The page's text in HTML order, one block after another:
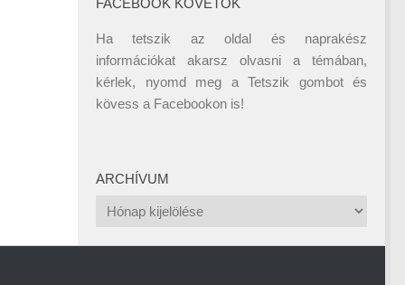
FACEBOOK KÖVETŐK
Ha tetszik az oldal és naprakész
információkat akarsz olvasni a témában,
kérlek, nyomd meg a Tetszik gombot és
kövess a Facebookon is!
ARCHÍVUM
Archívum